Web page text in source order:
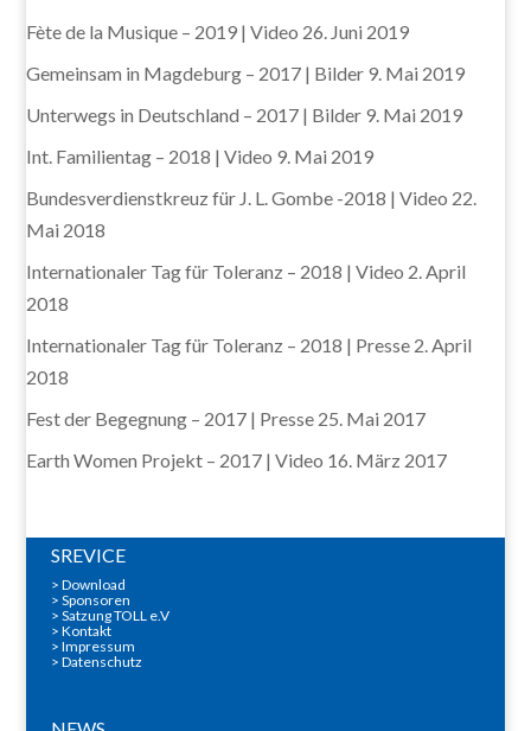
Fète de la Musique – 2019 | Video 26. Juni 2019
Gemeinsam in Magdeburg – 2017 | Bilder 9. Mai 2019
Unterwegs in Deutschland – 2017 | Bilder 9. Mai 2019
Int. Familientag – 2018 | Video 9. Mai 2019
Bundesverdienstkreuz für J. L. Gombe -2018 | Video 22.
Mai 2018
Internationaler Tag für Toleranz – 2018 | Video 2. April
2018
Internationaler Tag für Toleranz – 2018 | Presse 2. April
2018
Fest der Begegnung – 2017 | Presse 25. Mai 2017
Earth Women Projekt – 2017 | Video 16. März 2017
SREVICE
> Download
> Sponsoren
> Satzung TOLL e.V
> Kontakt
> Impressum
> Datenschutz